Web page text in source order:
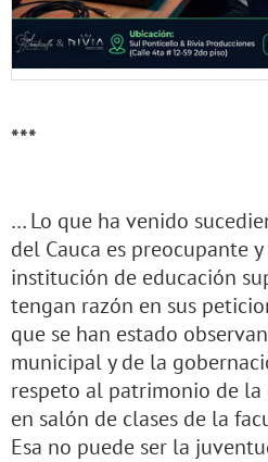
***
… Lo que ha venido
del Cauca es preocupante
institución de educación
tengan razón en sus
que se han estado
municipal y de la
respeto al patrimonio de
en salón de clases de la
Esa no puede ser la